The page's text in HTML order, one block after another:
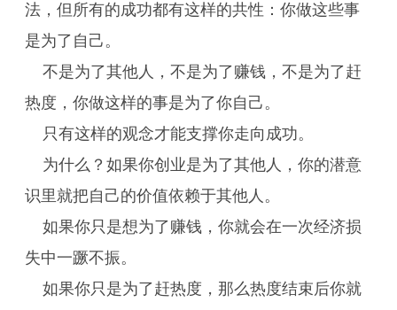
法，但所有的成功都有这样的共性：你做这些事
是为了自己。
不是为了其他人，不是为了赚钱，不是为了赶
热度，你做这样的事是为了你自己。
只有这样的观念才能支撑你走向成功。
为什么？如果你创业是为了其他人，你的潜意
识里就把自己的价值依赖于其他人。
如果你只是想为了赚钱，你就会在一次经济损
失中一蹶不振。
如果你只是为了赶热度，那么热度结束后你就